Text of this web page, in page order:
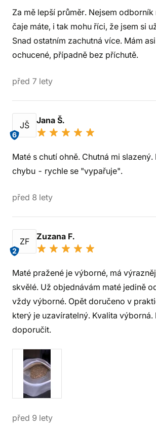
Za mě lepší průměr. Nejsem
čaje máte, i tak mohu říci, že jsem si
Snad ostatním zachutná více. Mám
ochucené, případně bez příchutě.
před 7 lety
JŠ
6
Jana Š.
Maté s chutí ohně. Chutná mi
chybu - rychle se "vypařuje".
před 8 lety
ZF
2
Zuzana F.
Maté pražené je výborné, má
skvělé. Už objednávám maté jedině
vždy výborné. Opět doručeno v
který je uzavíratelný. Kvalita výborná.
doporučit.
před 9 lety